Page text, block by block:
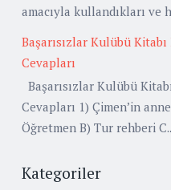
amacıyla kullandıkları ve
Başarısızlar Kulübü
Cevapları
Başarısızlar Kulübü
Cevapları 1) Çimen’in
Öğretmen B) Tur rehberi
Kategoriler